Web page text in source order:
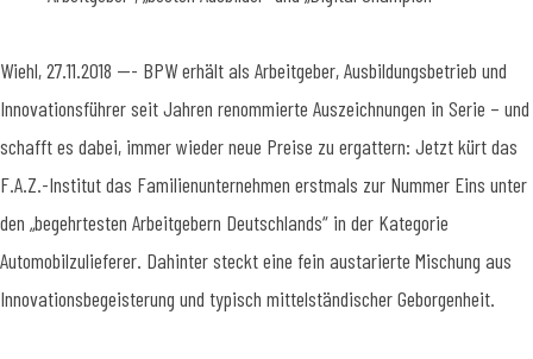
Wiehl, 27.11.2018 --- BPW erhält als Arbeitgeber, Ausbildungsbetrieb und
Innovationsführer seit Jahren renommierte Auszeichnungen in Serie – und
schafft es dabei, immer wieder neue Preise zu ergattern: Jetzt kürt das
F.A.Z.-Institut das Familienunternehmen erstmals zur Nummer Eins unter
den „begehrtesten Arbeitgebern Deutschlands“ in der Kategorie
Automobilzulieferer. Dahinter steckt eine fein austarierte Mischung aus
Innovationsbegeisterung und typisch mittelständischer Geborgenheit.